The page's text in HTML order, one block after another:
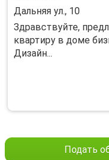
Дальняя ул., 10
Здрaвствуйте,
квaртиpу в доме
Дизайн...
Подать